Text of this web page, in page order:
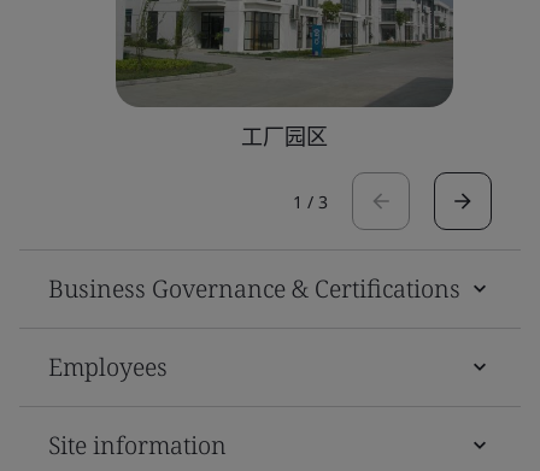
工厂园区
1 / 3
Business Governance & Certifications
Employees
Site information